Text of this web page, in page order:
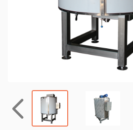
Назад